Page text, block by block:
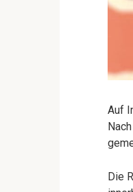
Auf
Die